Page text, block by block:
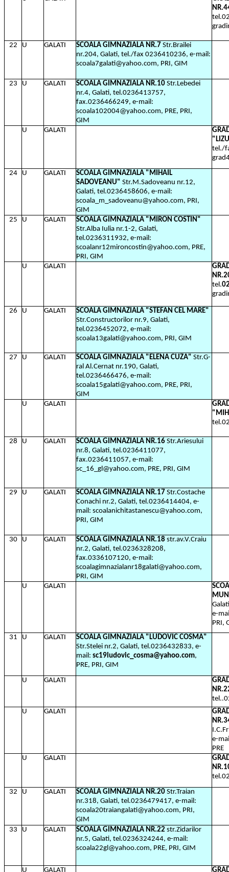
22 U GALATI SCOALA GIMNAZIALA NR.7 Str.Brailei
nr.204, Galati, tel./fax 0236410236, e-mail:
scoala7galati@yahoo.com, PRI, GIM
23 U GALATI SCOALA GIMNAZIALA NR.10 Str.Lebedei
nr.4, Galati, tel.0236413757,
fax.0236466249, e-mail:
scoala102004@yahoo.com, PRE, PRI,
GIM
U
GALATI
tel./
24
U GALATI
SCOALA GIMNAZIALA "MIHAIL
SADOVEANU" Str.M.Sadoveanu nr.12,
Galati, tel.0236458606, e-mail:
scoala_m_sadoveanu@yahoo.com, PRI,
GIM
25
U GALATI
SCOALA GIMNAZIALA "MIRON COSTIN"
Str.Alba Iulia nr.1-2, Galati,
tel.0236311932, e-mail:
scoalanr12mironcostin@yahoo.com, PRE,
PRI, GIM
U
GALATI
tel.
26 U GALATI
SCOALA GIMNAZIALA "STEFAN CEL MARE"
Str.Constructorilor nr.9, Galati,
tel.0236452072, e-mail:
scoala13galati@yahoo.com, PRI, GIM
27 U GALATI SCOALA GIMNAZIALA "ELENA CUZA" Str.G-
ral Al.Cernat nr.190, Galati,
tel.0236466476, e-mail:
scoala15galati@yahoo.com, PRE, PRI,
GIM
U
GALATI
28 U GALATI SCOALA GIMNAZIALA NR.16 Str.Ariesului
nr.8, Galati, tel.0236411077,
fax.0236411057, e-mail:
sc_16_gl@yahoo.com, PRE, PRI, GIM
29 U GALATI SCOALA GIMNAZIALA NR.17 Str.Costache
Conachi nr.2, Galati, tel.0236414404, e-
mail: scoalanichitastanescu@yahoo.com,
PRI, GIM
30 U GALATI SCOALA GIMNAZIALA NR.18 str.av.V.Craiu
nr.2, Galati, tel.0236328208,
fax.0336107120, e-mail:
scoalagimnazialanr18galati@yahoo.com,
PRI, GIM
U
GALATI
e-
PRI,
31
U GALATI
SCOALA GIMNAZIALA "LUDOVIC COSMA"
Str.Stelei nr.2, Galati, tel.0236432833, e-
mail: sc19ludovic_cosma@yahoo.com,
PRE, PRI, GIM
U
GALATI
U
GALATI
e-
PRE
U
GALATI
32
U GALATI SCOALA GIMNAZIALA NR.20 Str.Traian
nr.318, Galati, tel.0236479417, e-mail:
scoala20traiangalati@yahoo.com, PRI,
GIM
33
U GALATI SCOALA GIMNAZIALA NR.22 str.Zidarilor
nr.5, Galati, tel.0236324244, e-mail:
scoala22gl@yahoo.com, PRE, PRI, GIM
U GALATI